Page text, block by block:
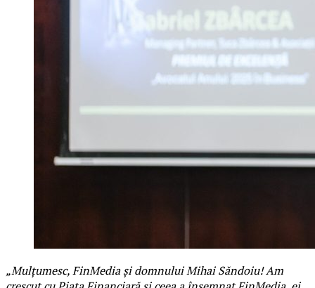
„Mulțumesc, FinMedia și domnului Mihai Săndoiu! Am